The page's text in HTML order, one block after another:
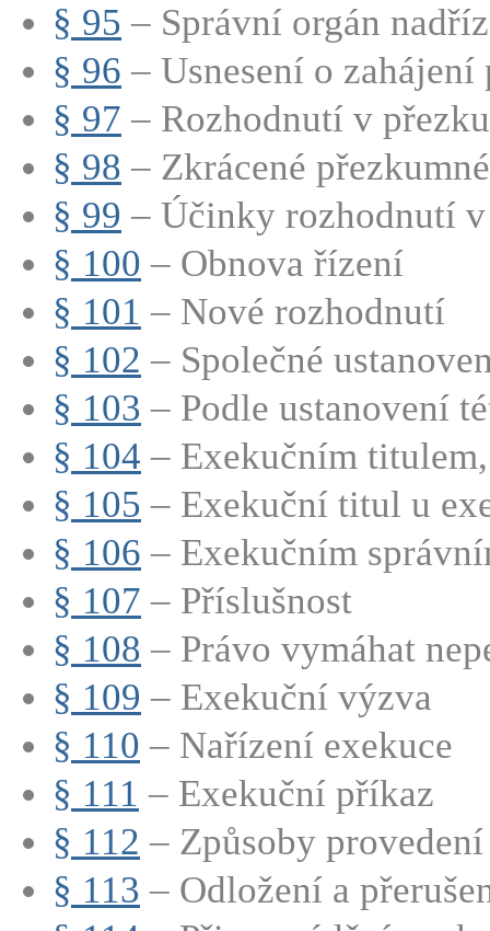
§ 95 – Správní orgán
§ 96 – Usnesení o zahájení
§ 97 – Rozhodnutí v
§ 98 – Zkrácené
§ 99 – Účinky rozhodnutí
§ 100 – Obnova řízení
§ 101 – Nové rozhodnutí
§ 102 – Společné
§ 103 – Podle ustanovení
§ 104 – Exekučním
§ 105 – Exekuční titul u
§ 106 – Exekučním
§ 107 – Příslušnost
§ 108 – Právo vymáhat
§ 109 – Exekuční výzva
§ 110 – Nařízení exekuce
§ 111 – Exekuční příkaz
§ 112 – Způsoby
§ 113 – Odložení a